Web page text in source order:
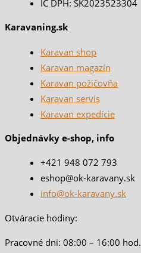
IČ DPH: SK2023523304
Karavaning.sk
Karavan shop
Karavan magazín
Karavan požičovňa
Karavan servis
Karavan expedície
Objednávky e-shop, info
+421 948 072 793
eshop@ok-karavany.sk
info@ok-karavany.sk
Otváracie hodiny:
Pracovné dni: 08:00 – 16:00 hod.